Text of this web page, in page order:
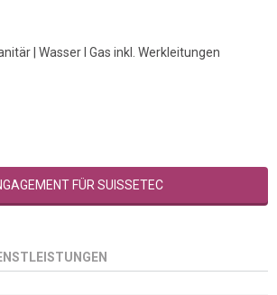
| Wasser I Gas inkl. Werkleitungen
FÜR SUISSETEC